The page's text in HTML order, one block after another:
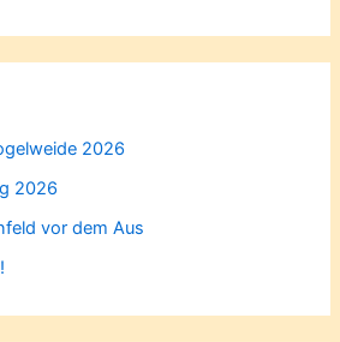
2026
2026
vor dem Aus